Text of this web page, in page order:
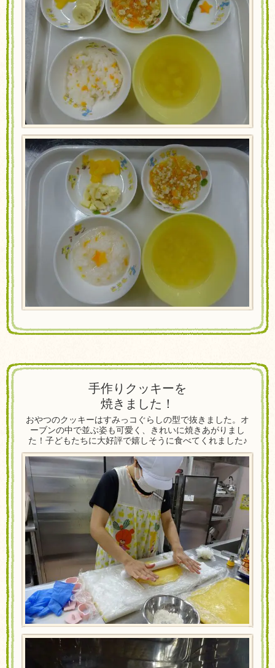
手作りクッキーを
焼きました！
おやつのクッキーはすみっコぐらしの型で抜きました。オ
ーブンの中で並ぶ姿も可愛く、きれいに焼きあがりまし
た！子どもたちに大好評で嬉しそうに食べてくれました♪